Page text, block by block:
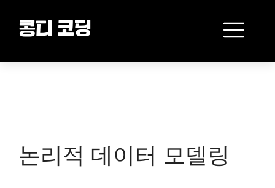
content콩디 코딩
논리적 데이터 모델링